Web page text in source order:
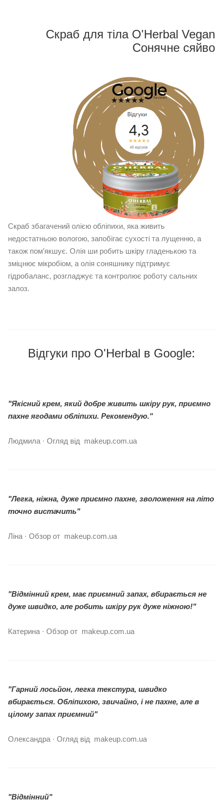
Скраб для тіла O'Herbal Vegan
Сонячне сяйво
Скраб збагачений олією обліпихи, яка живить
недостатньою вологою, запобігає сухості та лущенню, а
також пом’якшує. Олія ши робить шкіру гладенькою та
зміцнює мікробіом, а олія соняшнику підтримує
гідробаланс, розгладжує та контролює роботу сальних
залоз.
Відгуки про O'Herbal в Google:
"Якісний крем, який добре живить шкіру рук, приємно
пахне ягодами обліпихи. Рекомендую."
Людмила · Огляд від makeup.com.ua
"Легка, ніжна, дуже приємно пахне, зволоження на літо
точно вистачить"
Ліна · Обзор от makeup.com.ua
"Відмінний крем, має приємний запах, вбирається не
дуже швидко, але робить шкіру рук дуже ніжною!"
Катерина · Обзор от makeup.com.ua
"Гарний лосьйон, легка текстура, швидко
вбирається. Обліпихою, звичайно, і не пахне, але в
цілому запах приємний"
Олександра · Огляд від makeup.com.ua
"Відмінний"